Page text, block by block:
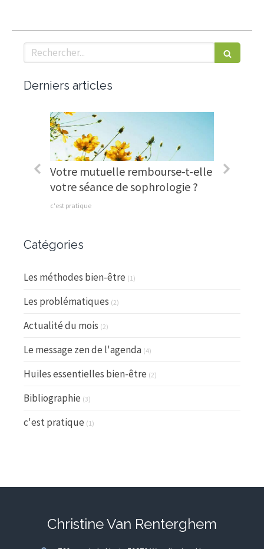
Rechercher
Derniers articles
Votre mutuelle rembourse-t-elle
votre séance de sophrologie ?
c'est pratique
Catégories
Les méthodes bien-être (1)
Les problématiques (2)
Actualité du mois (2)
Le message zen de l'agenda (4)
Huiles essentielles bien-être (2)
Bibliographie (3)
c'est pratique (1)
Christine Van Renterghem